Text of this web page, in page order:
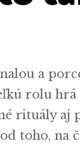
a
rolu hrá
rituály
toho, na